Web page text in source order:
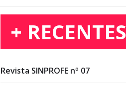
+ RECENTES
Revista SINPROFE nº 07